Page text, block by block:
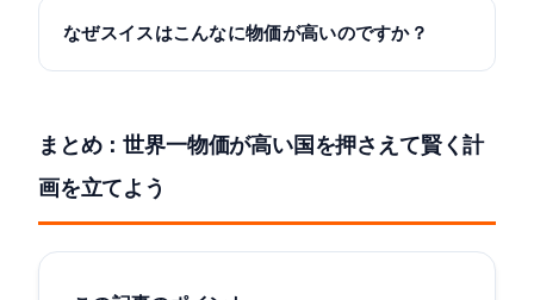
なぜスイスはこんなに物価が高いのですか？
まとめ：世界一物価が高い国を押さえて賢く計
画を立てよう